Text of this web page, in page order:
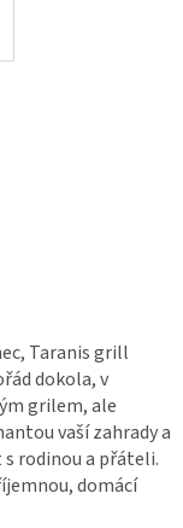
Taranis grill
dokola, v
grilem, ale
vaší zahrady a
rodinou a přáteli.
domácí